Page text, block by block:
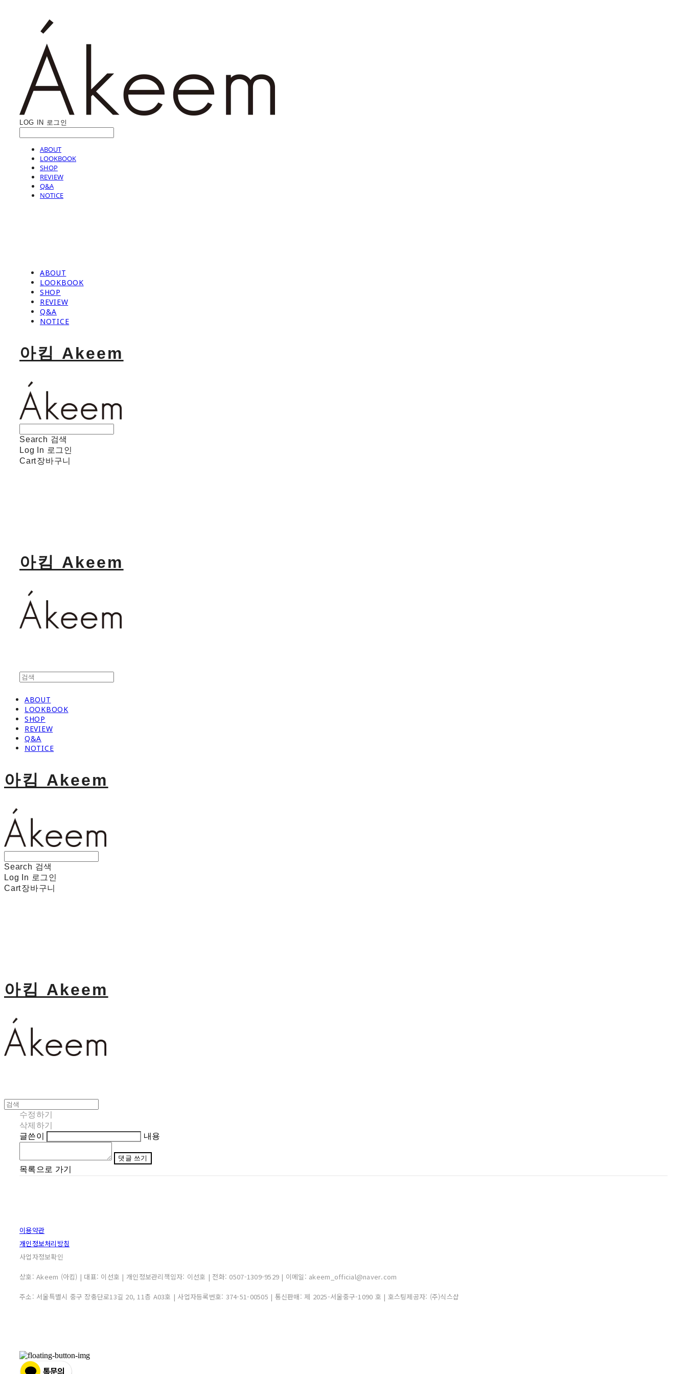
LOG IN 로그인
ABOUT
LOOKBOOK
SHOP
REVIEW
Q&A
NOTICE
ABOUT
LOOKBOOK
SHOP
REVIEW
Q&A
NOTICE
아킴 Akeem
Search 검색
Log In 로그인
Cart장바구니
아킴 Akeem
ABOUT
LOOKBOOK
SHOP
REVIEW
Q&A
NOTICE
아킴 Akeem
Search 검색
Log In 로그인
Cart장바구니
아킴 Akeem
수정하기
삭제하기
글쓴이
내용
댓글 쓰기
목록으로 가기
이용약관
개인정보처리방침
사업자정보확인
상호: Akeem (아킴) | 대표: 이선호 | 개인정보관리책임자: 이선호 | 전화: 0507-1309-9529 | 이메일: akeem_official@naver.com
주소: 서울특별시 중구 장충단로13길 20, 11층 A03호 | 사업자등록번호: 374-51-00505 | 통신판매: 제 2025-서울중구-1090 호 | 호스팅제공자: (주)식스샵